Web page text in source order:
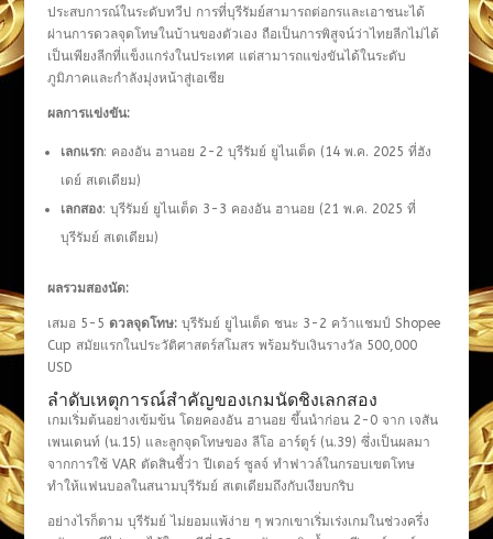
ประสบการณ์ในระดับทวีป การที่บุรีรัมย์สามารถต่อกรและเอาชนะได้
ผ่านการดวลจุดโทษในบ้านของตัวเอง ถือเป็นการพิสูจน์ว่าไทยลีกไม่ได้
เป็นเพียงลีกที่แข็งแกร่งในประเทศ แต่สามารถแข่งขันได้ในระดับ
ภูมิภาคและกำลังมุ่งหน้าสู่เอเชีย
ผลการแข่งขัน:
เลกแรก: คองอัน ฮานอย 2-2 บุรีรัมย์ ยูไนเต็ด (14 พ.ค. 2025 ที่ฮัง
เดย์ สเตเดียม)
เลกสอง: บุรีรัมย์ ยูไนเต็ด 3-3 คองอัน ฮานอย (21 พ.ค. 2025 ที่
บุรีรัมย์ สเตเดียม)
ผลรวมสองนัด:
เสมอ 5-5 ดวลจุดโทษ:บุรีรัมย์ ยูไนเต็ด ชนะ 3-2 คว้าแชมป์ Shopee
Cup สมัยแรกในประวัติศาสตร์สโมสร พร้อมรับเงินรางวัล 500,000
USD
ลำดับเหตุการณ์สำคัญของเกมนัดชิงเลกสอง
เกมเริ่มต้นอย่างเข้มข้น โดยคองอัน ฮานอย ขึ้นนำก่อน 2-0 จาก เจสัน
เพนเดนท์ (น.15) และลูกจุดโทษของ ลีโอ อาร์ตูร์ (น.39) ซึ่งเป็นผลมา
จากการใช้ VAR ตัดสินชี้ว่า ปีเตอร์ ซูลจ์ ทำฟาวล์ในกรอบเขตโทษ
ทำให้แฟนบอลในสนามบุรีรัมย์ สเตเดียมถึงกับเงียบกริบ
อย่างไรก็ตาม บุรีรัมย์ ไม่ยอมแพ้ง่าย ๆ พวกเขาเริ่มเร่งเกมในช่วงครึ่ง